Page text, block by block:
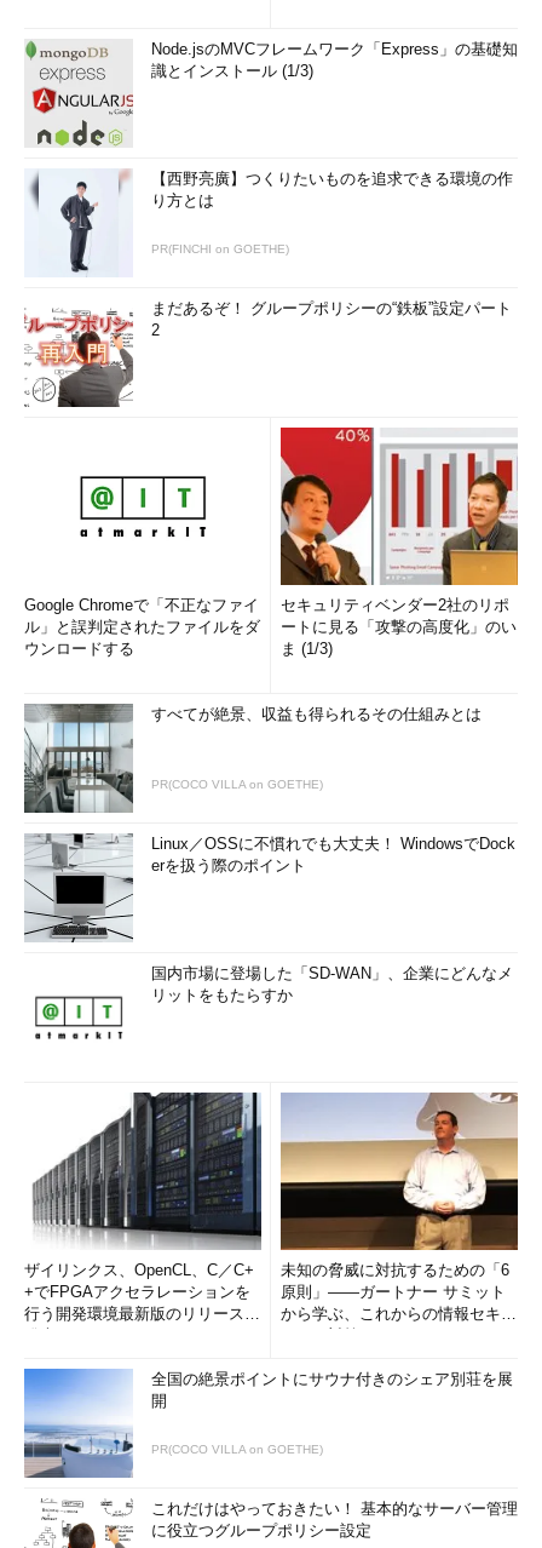
Node.jsのMVCフレームワーク「Express」の基礎知
識とインストール (1/3)
【西野亮廣】つくりたいものを追求できる環境の作
り方とは
PR(FINCHI on GOETHE)
まだあるぞ！ グループポリシーの“鉄板”設定パート
2
Google Chromeで「不正なファイ
ル」と誤判定されたファイルをダ
ウンロードする
セキュリティベンダー2社のリポ
ートに見る「攻撃の高度化」のい
ま (1/3)
すべてが絶景、収益も得られるその仕組みとは
PR(COCO VILLA on GOETHE)
Linux／OSSに不慣れでも大丈夫！ WindowsでDock
erを扱う際のポイント
国内市場に登場した「SD-WAN」、企業にどんなメ
リットをもたらすか
ザイリンクス、OpenCL、C／C+
+でFPGAアクセラレーションを
行う開発環境最新版のリリースを
未知の脅威に対抗するための「6
原則」――ガートナー サミット
から学ぶ、これからの情報セキュ
全国の絶景ポイントにサウナ付きのシェア別荘を展
開
PR(COCO VILLA on GOETHE)
これだけはやっておきたい！ 基本的なサーバー管理
に役立つグループポリシー設定